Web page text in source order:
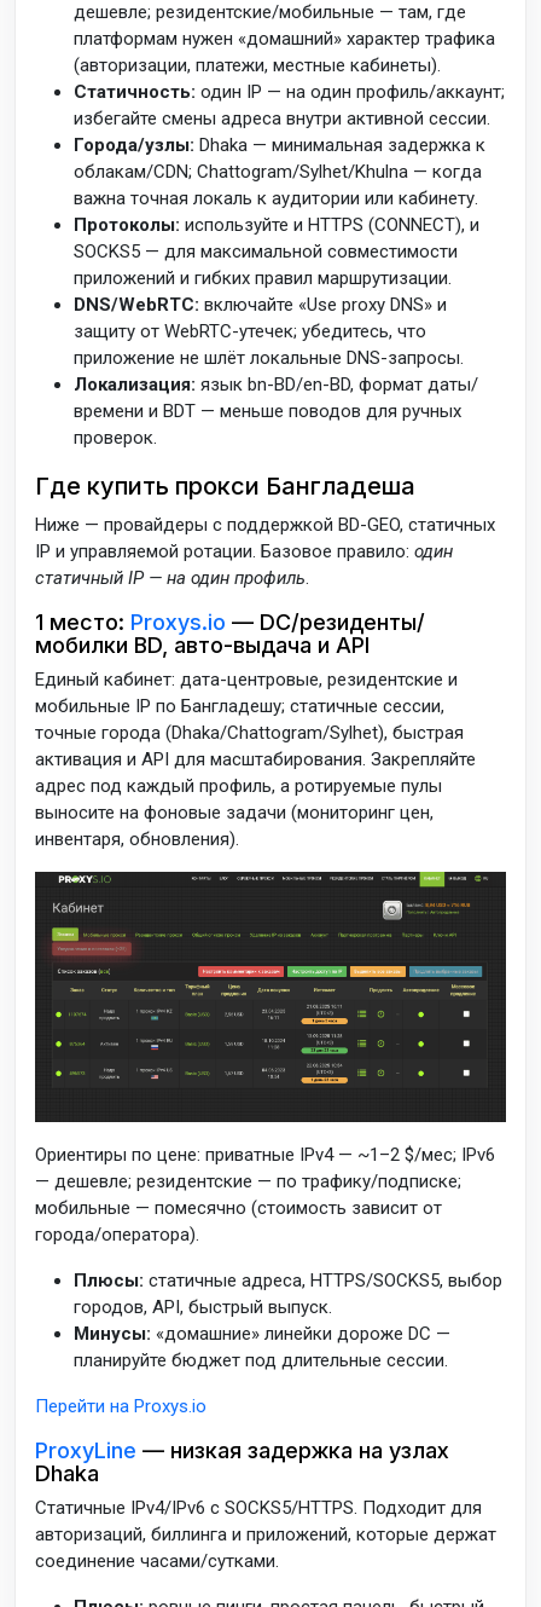
дешевле; резидентские/мобильные — там, где
платформам нужен «домашний» характер трафика
(авторизации, платежи, местные кабинеты).
Статичность: один IP — на один профиль/аккаунт;
избегайте смены адреса внутри активной сессии.
Города/узлы: Dhaka — минимальная задержка к
облакам/CDN; Chattogram/Sylhet/Khulna — когда
важна точная локаль к аудитории или кабинету.
Протоколы: используйте и HTTPS (CONNECT), и
SOCKS5 — для максимальной совместимости
приложений и гибких правил маршрутизации.
DNS/WebRTC: включайте «Use proxy DNS» и
защиту от WebRTC-утечек; убедитесь, что
приложение не шлёт локальные DNS-запросы.
Локализация: язык bn-BD/en-BD, формат даты/
времени и BDT — меньше поводов для ручных
проверок.
Где купить прокси Бангладеша
Ниже — провайдеры с поддержкой BD-GEO, статичных
IP и управляемой ротации. Базовое правило: один
статичный IP — на один профиль.
1 место: Proxys.io — DC/резиденты/
мобилки BD, авто-выдача и API
Единый кабинет: дата-центровые, резидентские и
мобильные IP по Бангладешу; статичные сессии,
точные города (Dhaka/Chattogram/Sylhet), быстрая
активация и API для масштабирования. Закрепляйте
адрес под каждый профиль, а ротируемые пулы
выносите на фоновые задачи (мониторинг цен,
инвентаря, обновления).
Ориентиры по цене: приватные IPv4 — ~1–2 $/мес; IPv6
— дешевле; резидентские — по трафику/подписке;
мобильные — помесячно (стоимость зависит от
города/оператора).
Плюсы: статичные адреса, HTTPS/SOCKS5, выбор
городов, API, быстрый выпуск.
Минусы: «домашние» линейки дороже DC —
планируйте бюджет под длительные сессии.
Перейти на Proxys.io
ProxyLine — низкая задержка на узлах
Dhaka
Статичные IPv4/IPv6 с SOCKS5/HTTPS. Подходит для
авторизаций, биллинга и приложений, которые держат
соединение часами/сутками.